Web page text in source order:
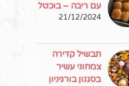
עם ריבה – בוכטל
21/12/2024
תבשיל קדירה
צמחוני עשיר
בסגנון בורגיניון